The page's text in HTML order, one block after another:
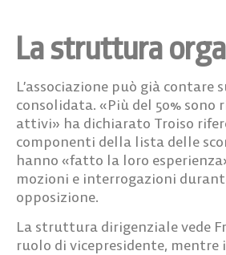
La struttura
L’associazione può già contare
consolidata. «Più del 50% sono
attivi» ha dichiarato Troiso
componenti della lista delle
hanno «fatto la loro
mozioni e interrogazioni
opposizione.
La struttura dirigenziale vede
ruolo di vicepresidente,